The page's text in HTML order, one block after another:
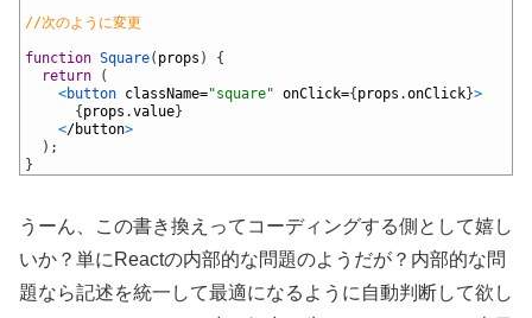
//次のように変更
function Square( props )
{
return
(
<button className="square" onClick={ props .onClick}>
{ props .value}
</button>
) ;
}
うーん、この書き換えってコーディングする側として嬉し
いか？単にReactの内部的な問題のようだが？内部的な問
題なら記述を統一して最適になるように自動判断して欲し